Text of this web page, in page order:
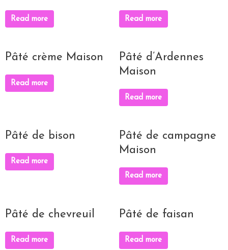
Read more Read more
Pâté crème Maison
Read more
Pâté d’Ardennes
Maison
Read more
Pâté de bison
Read more
Pâté de campagne
Maison
Read more
Pâté de chevreuil
Read more
Pâté de faisan
Read more